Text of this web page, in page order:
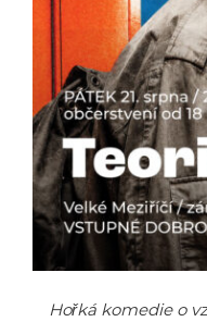
Hořká komedie o